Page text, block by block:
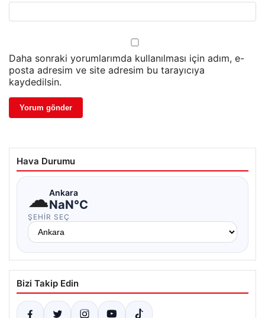
Daha sonraki yorumlarımda kullanılması için adım, e-
posta adresim ve site adresim bu tarayıcıya
kaydedilsin.
Hava Durumu
☁Ankara
NaN°C
ŞEHIR SEÇ
Bizi Takip Edin